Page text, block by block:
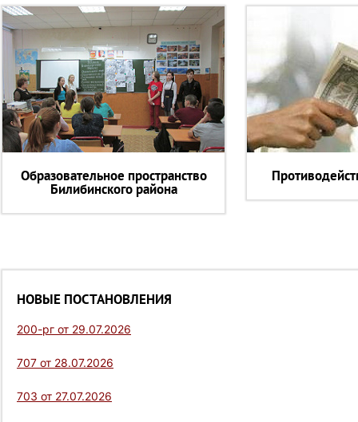
Образовательное пространство
Билибинского района
НОВЫЕ ПОСТАНОВЛЕНИЯ
200-рг от 29.07.2026
707 от 28.07.2026
703 от 27.07.2026